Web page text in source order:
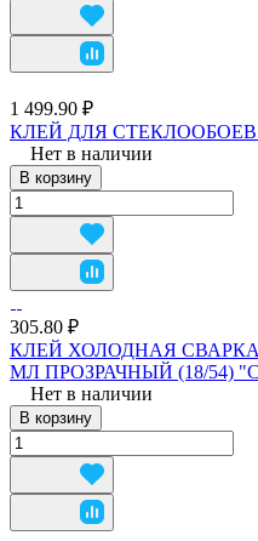
1 499.90 ₽
КЛЕЙ ДЛЯ СТЕКЛООБОЕВ
Нет в наличии
В корзину
305.80 ₽
КЛЕЙ ХОЛОДНАЯ
МЛ ПРОЗРАЧНЫЙ (18/54)
Нет в наличии
В корзину